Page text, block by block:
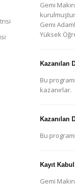
Gemi
Gemi
Yüksek
Kazanılan
Bu
kazanırlar.
Kazanılan
Bu
Kayıt
Gemi